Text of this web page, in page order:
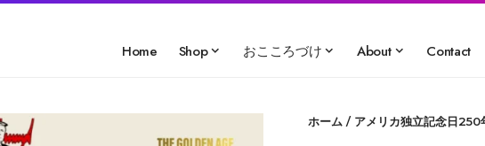
Home Shop おこころづけ About Contact
ホーム / アメリカ独立記念日250